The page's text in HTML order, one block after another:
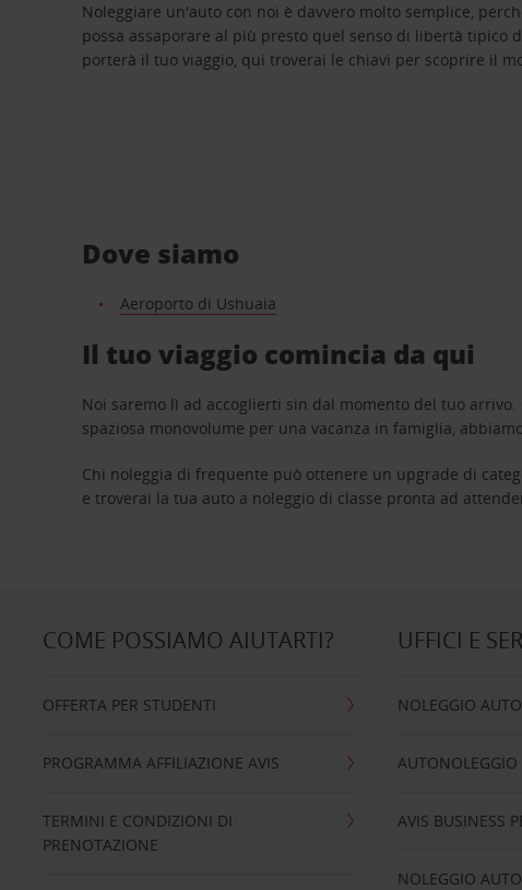
Noleggiare un'auto con noi è davvero molto semplice,
possa assaporare al più presto quel senso di libertà tipico
porterà il tuo viaggio, qui troverai le chiavi per scoprire il
Dove siamo
Aeroporto di Ushuaia
Il tuo viaggio comincia da qui
Noi saremo lì ad accoglierti sin dal momento del tuo
spaziosa monovolume per una vacanza in famiglia,
Chi noleggia di frequente può ottenere un upgrade di
e troverai la tua auto a noleggio di classe pronta
COME POSSIAMO AIUTARTI?
OFFERTA PER STUDENTI
PROGRAMMA AFFILIAZIONE AVIS
TERMINI E CONDIZIONI DI
PRENOTAZIONE
UFFICI E
NOLEGGIO AUTO
AVIS BUSINESS
NOLEGGIO